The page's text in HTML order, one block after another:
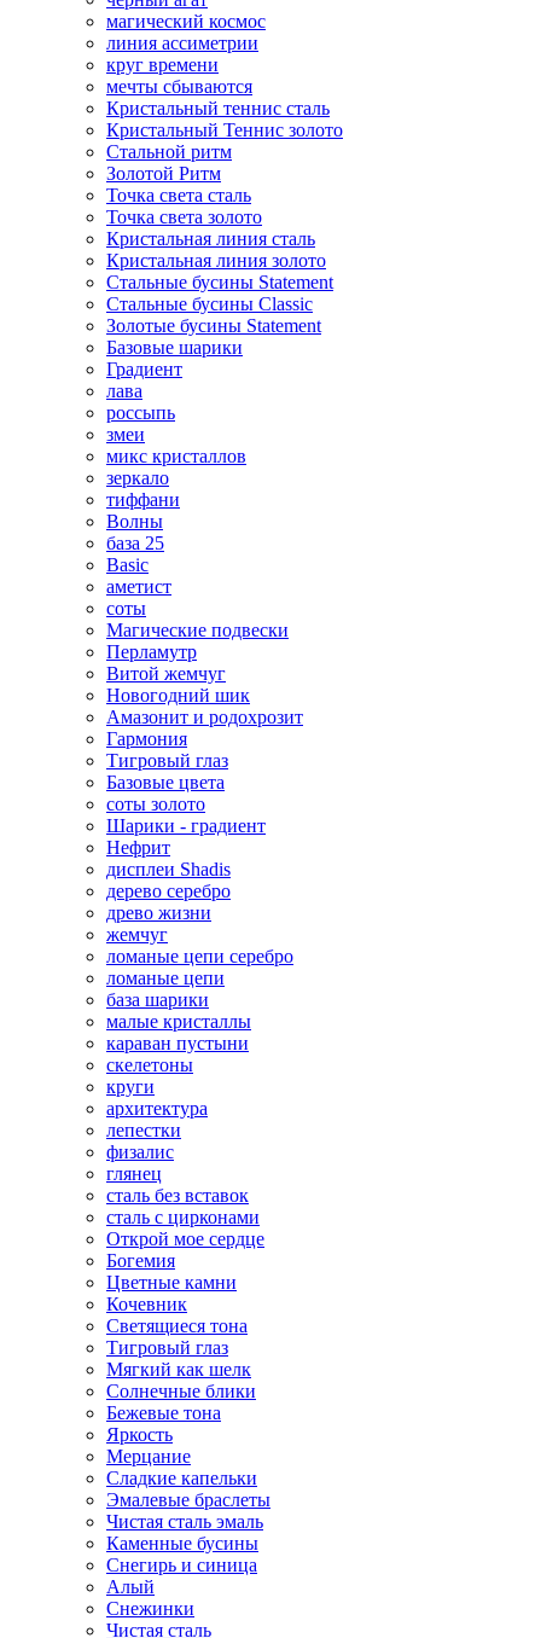
магический космос
линия ассиметрии
круг времени
мечты сбываются
Кристальный теннис сталь
Кристальный Теннис золото
Стальной ритм
Золотой Ритм
Точка света сталь
Точка света золото
Кристальная линия сталь
Кристальная линия золото
Стальные бусины Statement
Стальные бусины Classic
Золотые бусины Statement
Базовые шарики
Градиент
лава
россыпь
змеи
микс кристаллов
зеркало
тиффани
Волны
база 25
Basic
аметист
соты
Магические подвески
Перламутр
Витой жемчуг
Новогодний шик
Амазонит и родохрозит
Гармония
Тигровый глаз
Базовые цвета
соты золото
Шарики - градиент
Нефрит
дисплеи Shadis
дерево серебро
древо жизни
жемчуг
ломаные цепи серебро
ломаные цепи
база шарики
малые кристаллы
караван пустыни
скелетоны
круги
архитектура
лепестки
физалис
глянец
сталь без вставок
сталь с цирконами
Открой мое сердце
Богемия
Цветные камни
Кочевник
Светящиеся тона
Тигровый глаз
Мягкий как шелк
Солнечные блики
Бежевые тона
Яркость
Мерцание
Сладкие капельки
Эмалевые браслеты
Чистая сталь эмаль
Каменные бусины
Снегирь и синица
Алый
Снежинки
Чистая сталь